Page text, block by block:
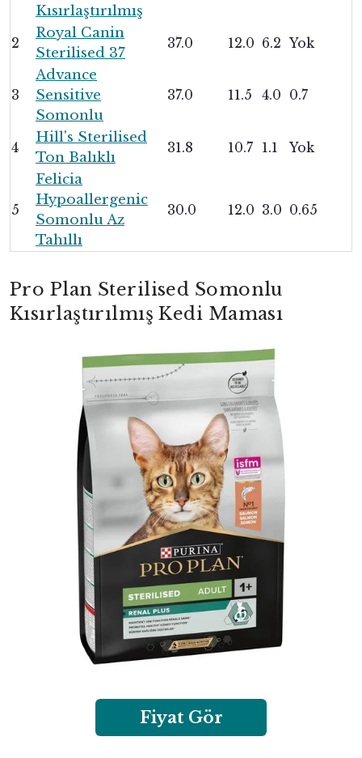
Kısırlaştırılmış
2
Royal Canin
Sterilised 37
37.0 12.0 6.2 Yok
3
Advance
Sensitive
Somonlu
37.0 11.5 4.0 0.7
4
Hill's Sterilised
Ton Balıklı
31.8 10.7 1.1 Yok
5
Felicia
Hypoallergenic
Somonlu Az
Tahıllı
30.0 12.0 3.0 0.65
Pro Plan Sterilised Somonlu
Kısırlaştırılmış Kedi Maması
Fiyat Gör